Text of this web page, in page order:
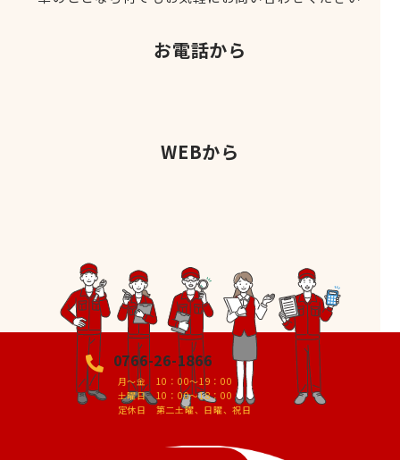
お電話から
0766-26-1866
月～金 10：00～19：00
土曜日 10：00～18：00
定休日 第二土曜、日曜、祝日
WEBから